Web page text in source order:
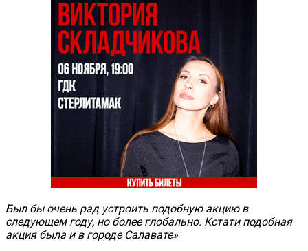
Был бы очень рад устроить подобную акцию в
следующем году, но более глобально. Кстати подобная
акция была и в городе Салавате»